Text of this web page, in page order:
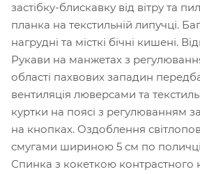
застібку-блискавку від вітру та
планка на текстильній липучці.
нагрудні та місткі бічні кишені.
Рукави на манжетах з
області пахвових западин
вентиляція люверсами та
куртки на поясі з регулюванням
на кнопках. Оздоблення
смугами шириною 5 см по
Спинка з кокеткою контрастного